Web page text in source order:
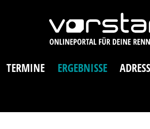
TERMINE ERGEBNISSE